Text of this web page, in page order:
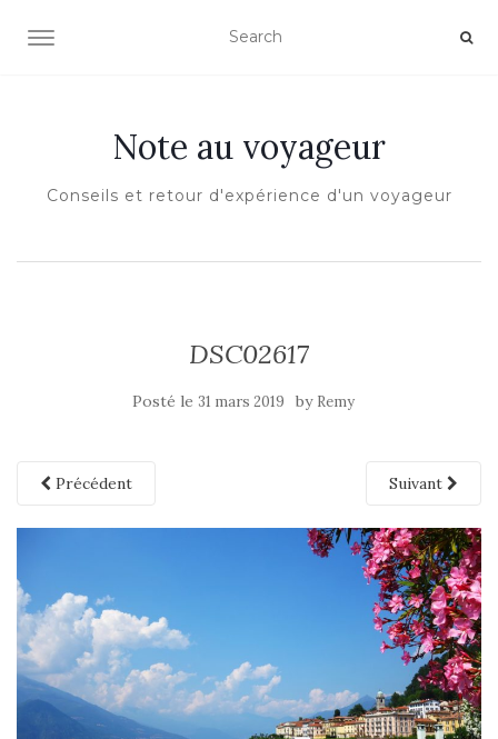
OUVRIR/FERMER LA NAVIGATION
Note au voyageur
Conseils et retour d'expérience d'un voyageur
DSC02617
Posté le 31 mars 2019 by Remy
Précédent Suivant